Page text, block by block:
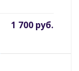
1 700 руб.